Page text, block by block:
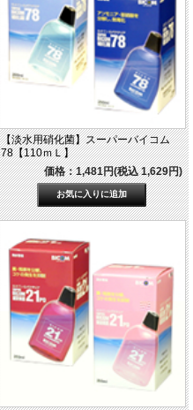
【淡水用硝化菌】スーパーバイコム
78【110ｍＬ】
価格：1,481円(税込 1,629円)